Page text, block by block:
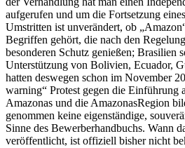
aufgerufen und um die Fortsetzung
Umstritten ist unverändert, ob
Begriffen gehört, die nach den
besonderen Schutz genießen; Brasilien
Unterstützung von Bolivien, Ecuador,
hatten deswegen schon im November
warning“ Protest gegen die Einführung
Amazonas und die AmazonasRegion
genommen keine eigenständige,
Sinne des Bewerberhandbuchs. Wann
veröffentlicht, ist offiziell bisher nicht